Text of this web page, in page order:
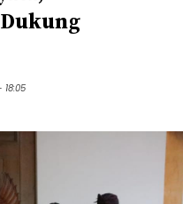
18:05